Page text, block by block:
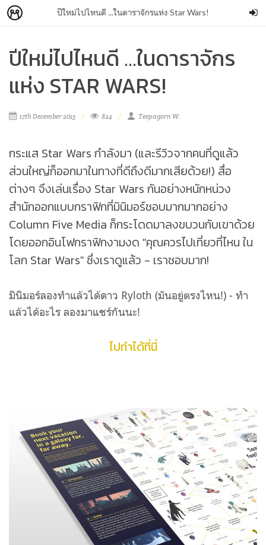
ปีใหม่ไปไหนดี ...​ในดาราจักรแห่ง Star Wars!
ปีใหม่ไปไหนดี ...​ในดาราจักร
แห่ง STAR WARS!
17th December 2015 824 Teepagorn W.
กระแส Star Wars กำลังมา (และรีวิวจากคนที่ดูแล้ว
ส่วนใหญ่ก็ออกมาในทางที่ดีถึงดีมากเสียด้วย!) สื่อ
ต่างๆ จึงเล่นเรื่อง Star Wars กันอย่างหนักหน่วง
สำนักออกแบบกราฟิกที่มินิมอร์ชอบมากมากอย่าง
Column Five Media ก็กระโดดมาลงขบวนกับเขาด้วย
โดยออกอินโฟกราฟิกงามงด "คุณควรไปเที่ยวที่ไหน ใน
โลก Star Wars" ซึ่งเราดูแล้ว - เราชอบมาก!
มินิมอร์ลองทำแล้วได้ดาว Ryloth (มันอยู่ตรงไหน!) - ทำ
แล้วได้อะไร ลองมาแชร์กันนะ!
ไปทำได้ที่นี่